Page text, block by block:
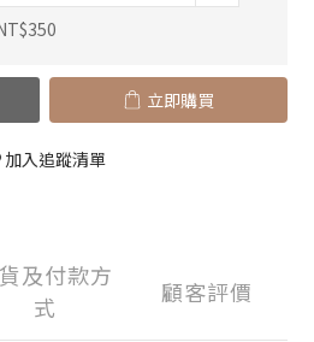
立即購買
加入追蹤清單
及付款方
式
顧客評價